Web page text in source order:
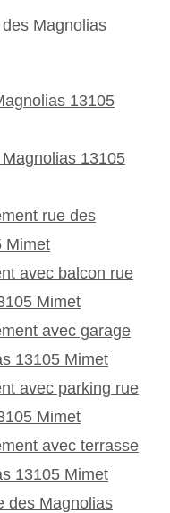
Magnolias
13105
13105
rue des
Mimet
avec balcon rue
Mimet
avec garage
13105 Mimet
avec parking rue
Mimet
avec terrasse
13105 Mimet
des Magnolias